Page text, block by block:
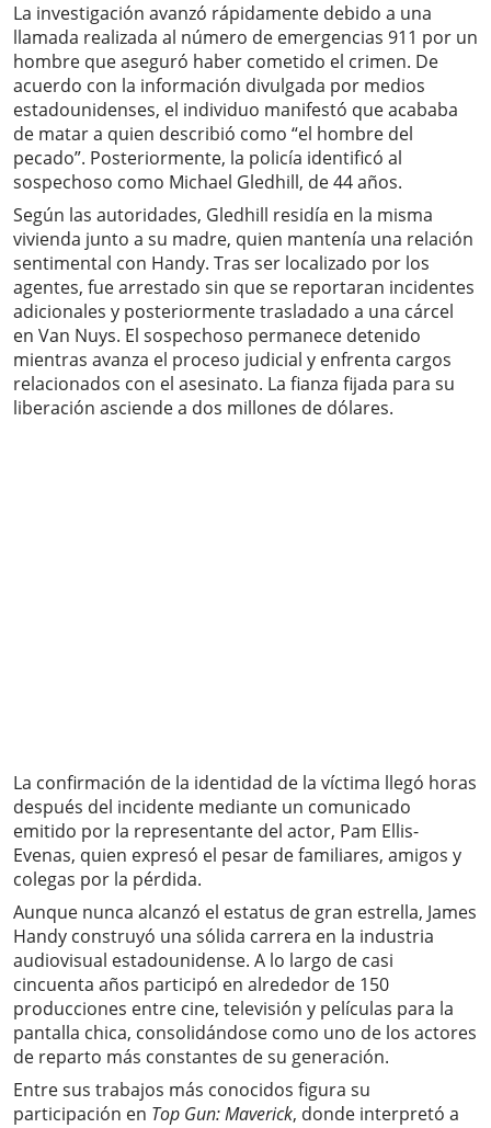
La investigación avanzó rápidamente debido a una
llamada realizada al número de emergencias 911 por un
hombre que aseguró haber cometido el crimen. De
acuerdo con la información divulgada por medios
estadounidenses, el individuo manifestó que acababa
de matar a quien describió como “el hombre del
pecado”. Posteriormente, la policía identificó al
sospechoso como Michael Gledhill, de 44 años.
Según las autoridades, Gledhill residía en la misma
vivienda junto a su madre, quien mantenía una relación
sentimental con Handy. Tras ser localizado por los
agentes, fue arrestado sin que se reportaran incidentes
adicionales y posteriormente trasladado a una cárcel
en Van Nuys. El sospechoso permanece detenido
mientras avanza el proceso judicial y enfrenta cargos
relacionados con el asesinato. La fianza fijada para su
liberación asciende a dos millones de dólares.
La confirmación de la identidad de la víctima llegó horas
después del incidente mediante un comunicado
emitido por la representante del actor, Pam Ellis-
Evenas, quien expresó el pesar de familiares, amigos y
colegas por la pérdida.
Aunque nunca alcanzó el estatus de gran estrella, James
Handy construyó una sólida carrera en la industria
audiovisual estadounidense. A lo largo de casi
cincuenta años participó en alrededor de 150
producciones entre cine, televisión y películas para la
pantalla chica, consolidándose como uno de los actores
de reparto más constantes de su generación.
Entre sus trabajos más conocidos figura su
participación en Top Gun: Maverick, donde interpretó a